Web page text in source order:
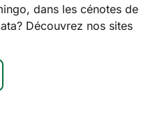
dans les cénotes de
Découvrez nos sites